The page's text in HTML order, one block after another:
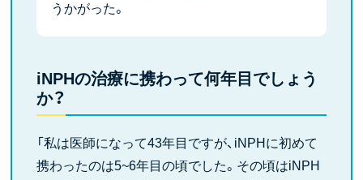
うかがった。
iNPHの治療に携わって何年目でしょう
か？
「私は医師になって43年目ですが、iNPHに初めて
携わったのは5~6年目の頃でした。その頃はiNPH